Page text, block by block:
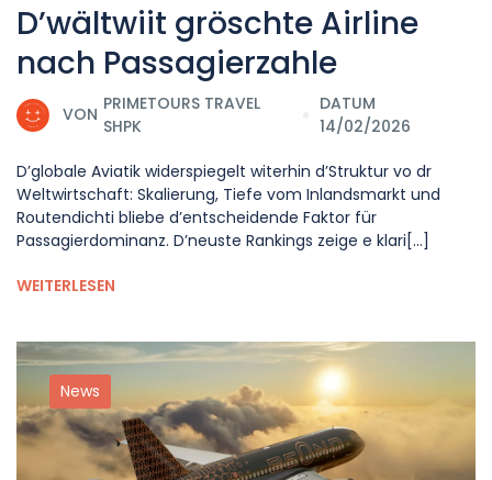
D’wältwiit gröschte Airline
nach Passagierzahle
VON
PRIMETOURS TRAVEL
SHPK
DATUM
14/02/2026
D’globale Aviatik widerspiegelt witerhin d’Struktur vo dr
Weltwirtschaft: Skalierung, Tiefe vom Inlandsmarkt und
Routendichti bliebe d’entscheidende Faktor für
Passagierdominanz. D’neuste Rankings zeige e klari[...]
WEITERLESEN
News